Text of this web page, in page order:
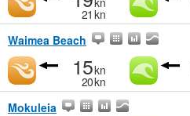
21 kn
Waimea Beach
15kn
20kn
Mokuleia